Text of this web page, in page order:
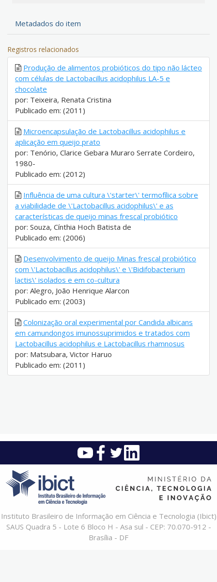
Metadados do item
Registros relacionados
Produção de alimentos probióticos do tipo não lácteo
com células de Lactobacillus acidophilus LA-5 e
chocolate
por: Teixeira, Renata Cristina
Publicado em: (2011)
Microencapsulação de Lactobacillus acidophilus e
aplicação em queijo prato
por: Tenório, Clarice Gebara Muraro Serrate Cordeiro,
1980-
Publicado em: (2012)
Influência de uma cultura \'starter\' termofílica sobre
a viabilidade de \'Lactobacillus acidophilus\' e as
características de queijo minas frescal probiótico
por: Souza, Cínthia Hoch Batista de
Publicado em: (2006)
Desenvolvimento de queijo Minas frescal probiótico
com \'Lactobacillus acidophilus\' e \'Bidifobacterium
lactis\' isolados e em co-cultura
por: Alegro, João Henrique Alarcon
Publicado em: (2003)
Colonização oral experimental por Candida albicans
em camundongos imunossuprimidos e tratados com
Lactobacillus acidophilus e Lactobacillus rhamnosus
por: Matsubara, Victor Haruo
Publicado em: (2011)
Instituto Brasileiro de Informação em Ciência e Tecnologia (Ibict)
SAUS Quadra 5 - Lote 6 Bloco H - Asa sul - CEP: 70.070-912 -
Brasília - DF